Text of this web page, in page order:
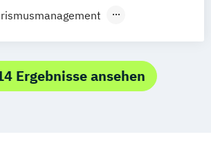
Kommunikationsmanagement
& Strategy
UX-Design
& Sales Management
Ergebnisse ansehen